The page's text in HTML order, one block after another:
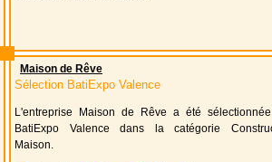
Maison de Rêve
Sélection BatiExpo Valence
L'entreprise Maison de Rêve a été
BatiExpo Valence dans la catégorie
Maison.